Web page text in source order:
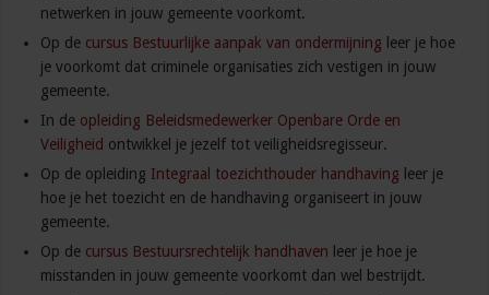
netwerken in jouw gemeente voorkomt.
Op de cursus Bestuurlijke aanpak van ondermijning leer je hoe
je voorkomt dat criminele organisaties zich vestigen in jouw
gemeente.
In de opleiding Beleidsmedewerker Openbare Orde en
Veiligheid ontwikkel je jezelf tot veiligheidsregisseur.
Op de opleiding Integraal toezichthouder handhaving leer je
hoe je het toezicht en de handhaving organiseert in jouw
gemeente.
Op de cursus Bestuursrechtelijk handhaven leer je hoe je
misstanden in jouw gemeente voorkomt dan wel bestrijdt.